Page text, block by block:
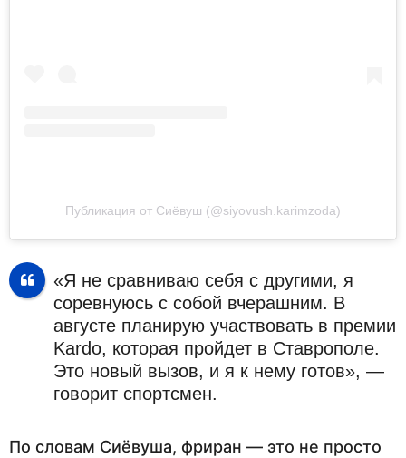
Публикация от Сиёвуш (@siyovush.karimzoda)
«Я не сравниваю себя с другими, я
соревнуюсь с собой вчерашним. В
августе планирую участвовать в премии
Kardo, которая пройдет в Ставрополе.
Это новый вызов, и я к нему готов», —
говорит спортсмен.
По словам Сиёвуша, фриран — это не просто